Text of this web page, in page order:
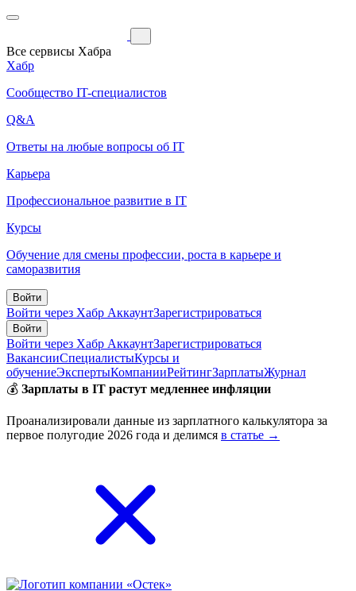
Все сервисы Хабра
Хабр
Сообщество IT-специалистов
Q&A
Ответы на любые вопросы об IT
Карьера
Профессиональное развитие в IT
Курсы
Обучение для смены профессии, роста в карьере и
саморазвития
Войти
Войти через Хабр АккаунтЗарегистрироваться
Войти
Войти через Хабр АккаунтЗарегистрироваться
ВакансииСпециалистыКурсы и
обучениеЭкспертыКомпанииРейтингЗарплатыЖурнал
💰 Зарплаты в IT растут медленнее инфляции
Проанализировали данные из зарплатного калькулятора за
первое полугодие 2026 года и делимся в статье →